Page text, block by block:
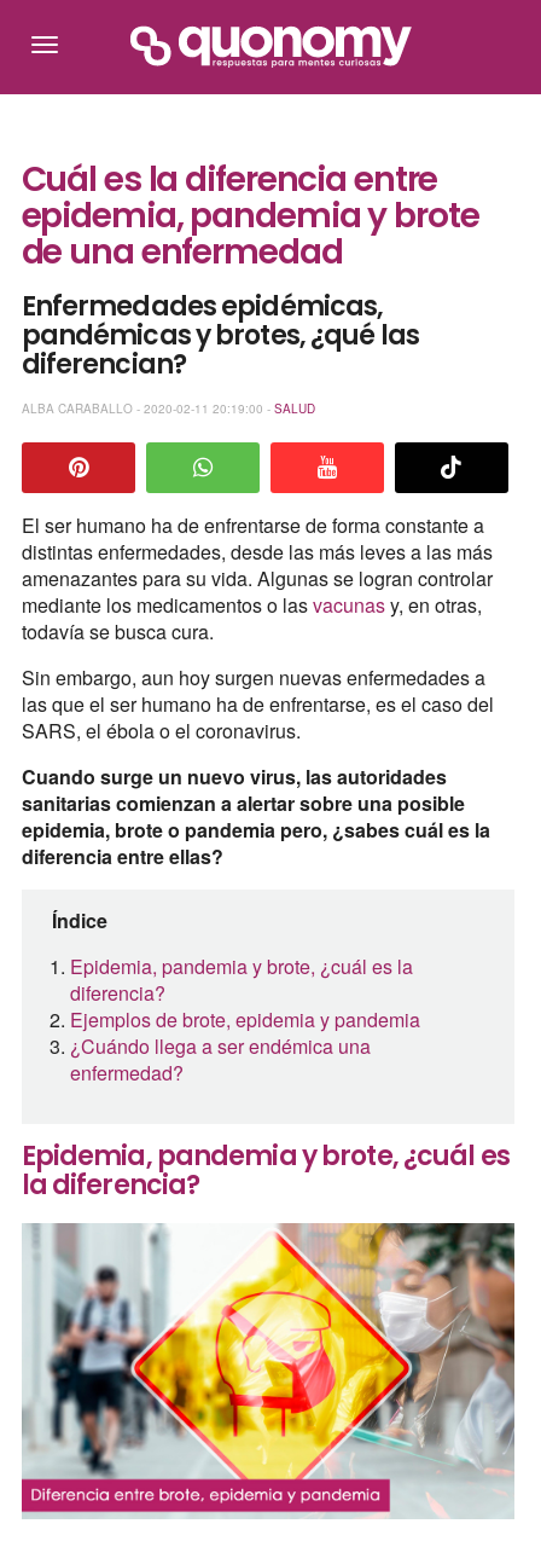
Cuál es la diferencia entre
epidemia, pandemia y brote
de una enfermedad
Enfermedades epidémicas,
pandémicas y brotes, ¿qué las
diferencian?
ALBA CARABALLO - 2020-02-11 20:19:00 - SALUD
El ser humano ha de enfrentarse de forma constante a
distintas enfermedades, desde las más leves a las más
amenazantes para su vida. Algunas se logran controlar
mediante los medicamentos o lasvacunasy, en otras,
todavía se busca cura.
Sin embargo, aun hoy surgen nuevas enfermedades a
las que el ser humano ha de enfrentarse, es el caso del
SARS, el ébola o el coronavirus.
Cuando surge un nuevo virus, las autoridades
sanitarias comienzan a alertar sobre una posible
epidemia, brote o pandemia pero, ¿sabes cuál es la
diferencia entre ellas?
Índice
Epidemia, pandemia y brote, ¿cuál es la
diferencia?
Ejemplos de brote, epidemia y pandemia
¿Cuándo llega a ser endémica una
enfermedad?
Epidemia, pandemia y brote, ¿cuál es
la diferencia?